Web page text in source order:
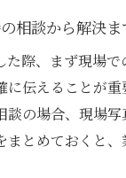
相談から解決
た際、まず現場で
に伝えることが
談の場合、現場写
まとめておくと